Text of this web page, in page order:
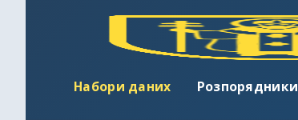
Набори даних Розпорядники